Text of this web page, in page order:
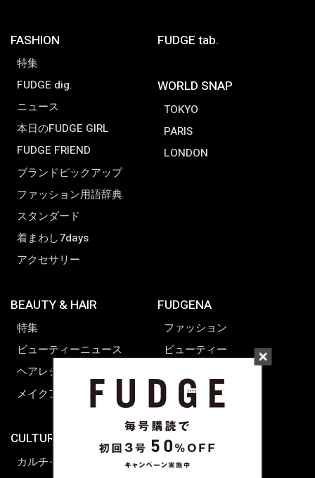
FASHION
特集
FUDGE dig.
ニュース
本日のFUDGE GIRL
FUDGE FRIEND
ブランドピックアップ
ファッション用語辞典
スタンダード
着まわし7days
アクセサリー
FUDGE tab.
WORLD SNAP
TOKYO
PARIS
LONDON
BEAUTY & HAIR
特集
ビューティーニュース
ヘアレシピ ストーリーズ
メイクアップティップス
CULTURE & LIFE
カルチャー
FUDGENA
ファッション
ビューティー
ライフスタイル